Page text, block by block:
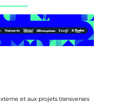
et aux projets transverses